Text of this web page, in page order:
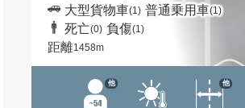
大型貨物車(1) 普通乗用車(1)
死亡(0) 負傷(1)
距離1458m
他 他